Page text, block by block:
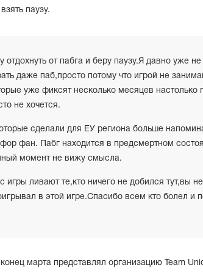
паузу.
отдохнуть от пабга и беру паузу.Я давно уже
даже паб,просто потому что игрой не
уже фиксят несколько месяцев настолько
не хочется.
сделали для ЕУ региона больше
фан. Пабг находится в предсмертном
момент не вижу смысла.
с игры ливают те,кто ничего не добился тут,вы
в этой игре.Спасибо всем кто болел и
марта представлял организацию Team